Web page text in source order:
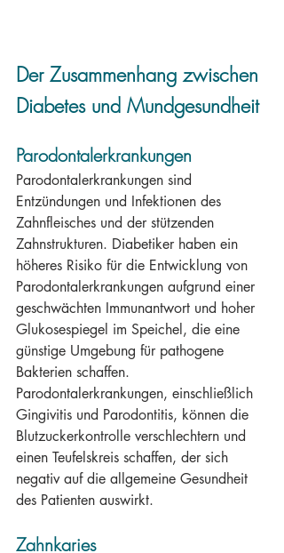
Der Zusammenhang zwischen
Diabetes und Mundgesundheit
Parodontalerkrankungen
Parodontalerkrankungen sind
Entzündungen und Infektionen des
Zahnfleisches und der stützenden
Zahnstrukturen. Diabetiker haben ein
höheres Risiko für die Entwicklung von
Parodontalerkrankungen aufgrund einer
geschwächten Immunantwort und hoher
Glukosespiegel im Speichel, die eine
günstige Umgebung für pathogene
Bakterien schaffen.
Parodontalerkrankungen, einschließlich
Gingivitis und Parodontitis, können die
Blutzuckerkontrolle verschlechtern und
einen Teufelskreis schaffen, der sich
negativ auf die allgemeine Gesundheit
des Patienten auswirkt.
Zahnkaries